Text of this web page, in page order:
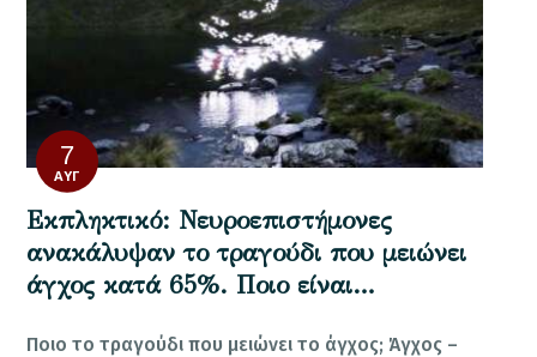
7
ΑΥΓ
Εκπληκτικό: Νευροεπιστήμονες
ανακάλυψαν το τραγούδι που μειώνει
άγχος κατά 65%. Ποιο είναι…
Ποιο το τραγούδι που μειώνει το άγχος; Άγχος –